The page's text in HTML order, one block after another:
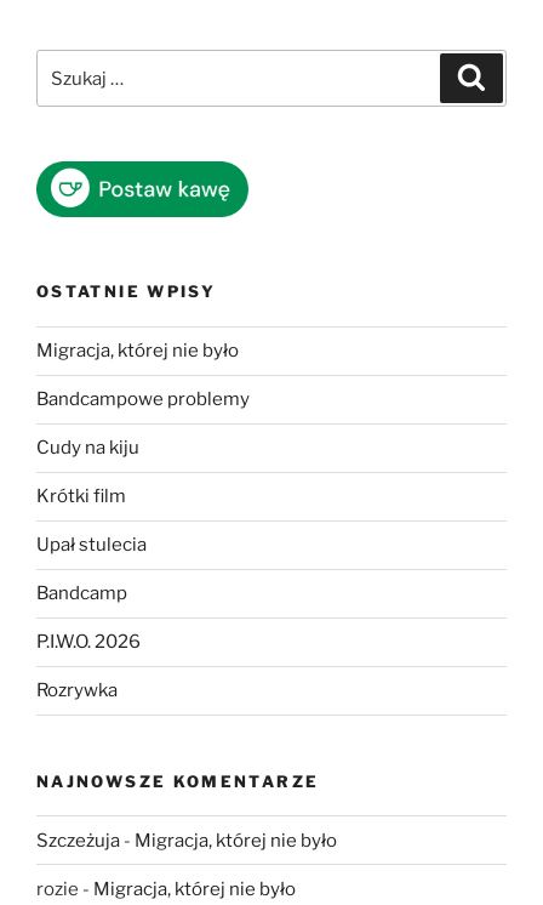
OSTATNIE WPISY
Migracja, której nie było
Bandcampowe problemy
Cudy na kiju
Krótki film
Upał stulecia
Bandcamp
P.I.W.O. 2026
Rozrywka
NAJNOWSZE KOMENTARZE
Szczeżuja - Migracja, której nie było
rozie - Migracja, której nie było